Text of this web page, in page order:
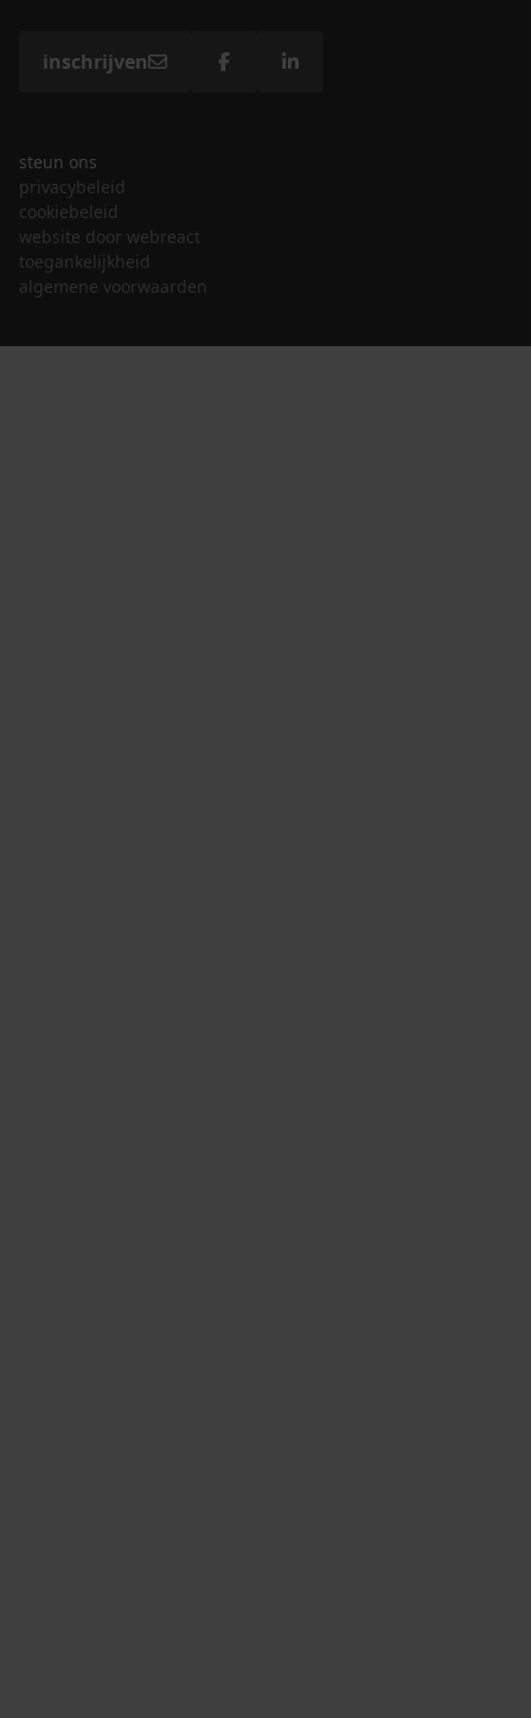
inschrijven
steun ons
privacybeleid
cookiebeleid
website door webreact
toegankelijkheid
algemene voorwaarden